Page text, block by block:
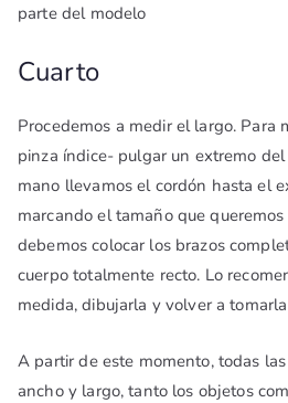
parte del modelo
Cuarto
Procedemos a medir el largo. Para
pinza índice- pulgar un extremo
mano llevamos el cordón hasta el
marcando el tamaño que
debemos colocar los brazos
cuerpo totalmente recto. Lo
medida, dibujarla y volver a
A partir de este momento, todas
ancho y largo, tanto los objetos